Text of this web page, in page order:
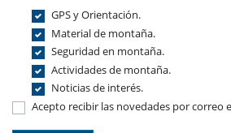
GPS y Orientación.
Material de montaña.
Seguridad en montaña.
Actividades de montaña.
Noticias de interés.
Acepto recibir las novedades por correo